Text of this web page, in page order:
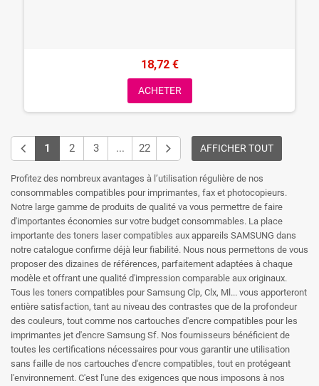
18,72 €
ACHETER
1 2 3 ... 22 AFFICHER TOUT
Profitez des nombreux avantages à l’utilisation régulière de nos
consommables compatibles pour imprimantes, fax et photocopieurs.
Notre large gamme de produits de qualité va vous permettre de faire
d'importantes économies sur votre budget consommables. La place
importante des toners laser compatibles aux appareils SAMSUNG dans
notre catalogue confirme déjà leur fiabilité. Nous nous permettons de vous
proposer des dizaines de références, parfaitement adaptées à chaque
modèle et offrant une qualité d'impression comparable aux originaux.
Tous les toners compatibles pour Samsung Clp, Clx, Ml... vous apporteront
entière satisfaction, tant au niveau des contrastes que de la profondeur
des couleurs, tout comme nos cartouches d'encre compatibles pour les
imprimantes jet d'encre Samsung Sf. Nos fournisseurs bénéficient de
toutes les certifications nécessaires pour vous garantir une utilisation
sans faille de nos cartouches d'encre compatibles, tout en protégeant
l'environnement. C'est l'une des exigences que nous imposons à nos